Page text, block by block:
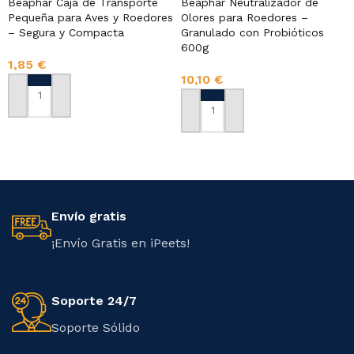
Pequeña para Aves y Roedores
– Segura y Compacta
1,85 €
AÑADIR AL CARRITO
Olores para Roedores –
Granulado con Probióticos
600g
10,10 €
AÑADIR AL CARRITO
Envío gratis
¡Envío Gratis en iPeets!
Soporte 24/7
Soporte Sólido